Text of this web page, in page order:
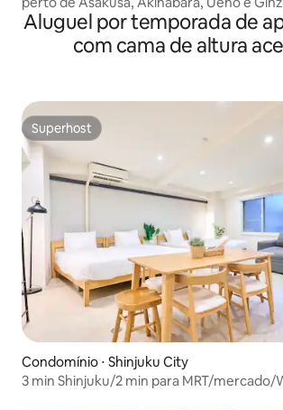
Aluguel por temporada de
com cama de altura
Superhost
Superhost
Condomínio ⋅ Shinjuku City
3 min Shinjuku/2 min para MRT/mercado/